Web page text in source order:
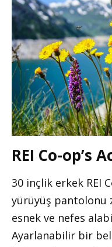
REI Co-op’s
30 inçlik erkek REI
yürüyüş pantolonu
esnek ve nefes
Ayarlanabilir bir